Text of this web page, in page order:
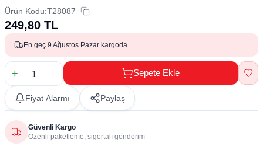
Ürün Kodu:T28087
249,80 TL
En geç 9 Ağustos Pazar kargoda
Sepete Ekle
Fiyat Alarmı Paylaş
Güvenli Kargo
Özenli paketleme, sigortalı gönderim